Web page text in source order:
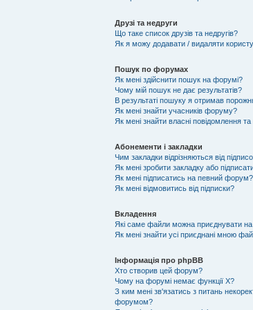
Друзі та недруги
Що таке список друзів та недругів?
Як я можу додавати / видаляти
Пошук по форумах
Як мені здійснити пошук на форумі?
Чому мій пошук не дає результатів?
В результаті пошуку я отримав
Як мені знайти учасників форуму?
Як мені знайти власні повідомлення
Абонементи і закладки
Чим закладки відрізняються від
Як мені зробити закладку або
Як мені підписатись на певний форум?
Як мені відмовитись від підписки?
Вкладення
Які саме файли можна приєднувати
Як мені знайти усі приєднані мною
Інформація про phpBB
Хто створив цей форум?
Чому на форумі немає функції X?
З ким мені зв'язатись з питань
форумом?